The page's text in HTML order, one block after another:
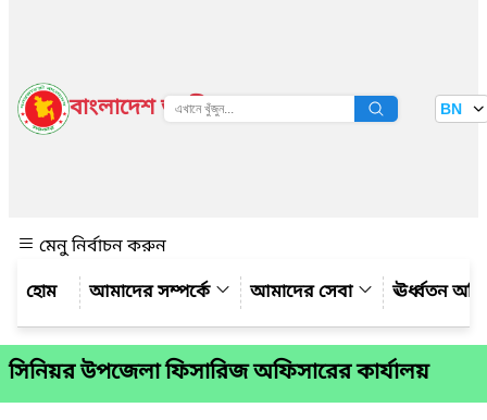
বাংলাদেশ জাতীয় তথ্য বাতায়ন BN
মেনু নির্বাচন করুন
আমাদের সম্পর্কে
আমাদের সেবা ঊর্ধ্বতন
সিনিয়র উপজেলা ফিসারিজ অফিসারের কার্যালয়